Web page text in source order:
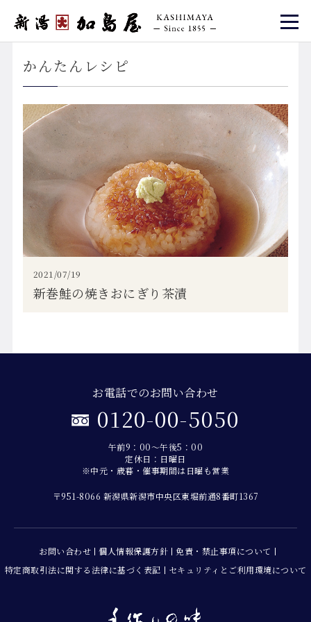
かんたんレシピ
2021/07/19
新巻鮭の焼きおにぎり茶漬
お電話でのお問い合わせ
0120-00-5050
午前9：00～午後5：00
定休日：日曜日
※中元・歳暮・催事期間は日曜も営業
〒951-8066 新潟県新潟市中央区東堀前通8番町1367
お問い合わせ 個人情報保護方針
免責・禁止事項について
特定商取引法に関する法律に基づく表記
セキュリティとご利用環境について